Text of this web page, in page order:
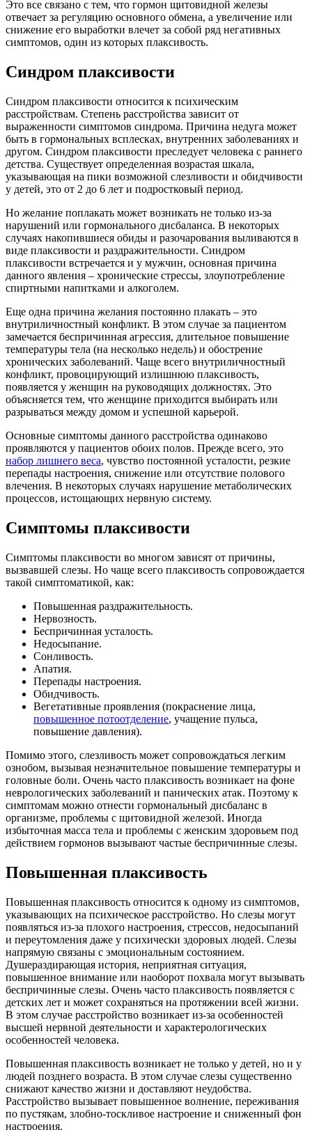
Это все связано с тем, что гормон щитовидной железы
отвечает за регуляцию основного обмена, а увеличение или
снижение его выработки влечет за собой ряд негативных
симптомов, один из которых плаксивость.
Синдром плаксивости
Синдром плаксивости относится к психическим
расстройствам. Степень расстройства зависит от
выраженности симптомов синдрома. Причина недуга может
быть в гормональных всплесках, внутренних заболеваниях и
другом. Синдром плаксивости преследует человека с раннего
детства. Существует определенная возрастая шкала,
указывающая на пики возможной слезливости и обидчивости
у детей, это от 2 до 6 лет и подростковый период.
Но желание поплакать может возникать не только из-за
нарушений или гормонального дисбаланса. В некоторых
случаях накопившиеся обиды и разочарования выливаются в
виде плаксивости и раздражительности. Синдром
плаксивости встречается и у мужчин, основная причина
данного явления – хронические стрессы, злоупотребление
спиртными напитками и алкоголем.
Еще одна причина желания постоянно плакать – это
внутриличностный конфликт. В этом случае за пациентом
замечается беспричинная агрессия, длительное повышение
температуры тела (на несколько недель) и обострение
хронических заболеваний. Чаще всего внутриличностный
конфликт, провоцирующий излишнюю плаксивость,
появляется у женщин на руководящих должностях. Это
объясняется тем, что женщине приходится выбирать или
разрываться между домом и успешной карьерой.
Основные симптомы данного расстройства одинаково
проявляются у пациентов обоих полов. Прежде всего, это
набор лишнего веса, чувство постоянной усталости, резкие
перепады настроения, снижение или отсутствие полового
влечения. В некоторых случаях нарушение метаболических
процессов, истощающих нервную систему.
Симптомы плаксивости
Симптомы плаксивости во многом зависят от причины,
вызвавшей слезы. Но чаще всего плаксивость сопровождается
такой симптоматикой, как:
Повышенная раздражительность.
Нервозность.
Беспричинная усталость.
Недосыпание.
Сонливость.
Апатия.
Перепады настроения.
Обидчивость.
Вегетативные проявления (покраснение лица,
повышенное потоотделение, учащение пульса,
повышение давления).
Помимо этого, слезливость может сопровождаться легким
ознобом, вызывая незначительное повышение температуры и
головные боли. Очень часто плаксивость возникает на фоне
неврологических заболеваний и панических атак. Поэтому к
симптомам можно отнести гормональный дисбаланс в
организме, проблемы с щитовидной железой. Иногда
избыточная масса тела и проблемы с женским здоровьем под
действием гормонов вызывают частые беспричинные слезы.
Повышенная плаксивость
Повышенная плаксивость относится к одному из симптомов,
указывающих на психическое расстройство. Но слезы могут
появляться из-за плохого настроения, стрессов, недосыпаний
и переутомления даже у психически здоровых людей. Слезы
напрямую связаны с эмоциональным состоянием.
Душераздирающая история, неприятная ситуация,
повышенное внимание или наоборот похвала могут вызывать
беспричинные слезы. Очень часто плаксивость появляется с
детских лет и может сохраняться на протяжении всей жизни.
В этом случае расстройство возникает из-за особенностей
высшей нервной деятельности и характерологических
особенностей человека.
Повышенная плаксивость возникает не только у детей, но и у
людей позднего возраста. В этом случае слезы существенно
снижают качество жизни и доставляют неудобства.
Расстройство вызывает повышенное волнение, переживания
по пустякам, злобно-тоскливое настроение и сниженный фон
настроения.